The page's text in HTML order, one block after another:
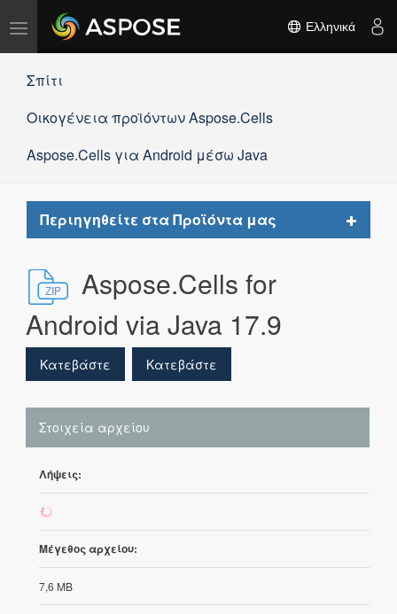
Εναλλαγή
πλοήγησης
Ελληνικά
Σπίτι
Οικογένεια προϊόντων Aspose.Cells
Aspose.Cells για Android μέσω Java
Περιηγηθείτε στα Προϊόντα μας
Toggle
Aspose.Cells for
Android via Java 17.9
Κατεβάστε Κατεβάστε
Στοιχεία αρχείου
Λήψεις:
33
Μέγεθος αρχείου:
7,6 MB